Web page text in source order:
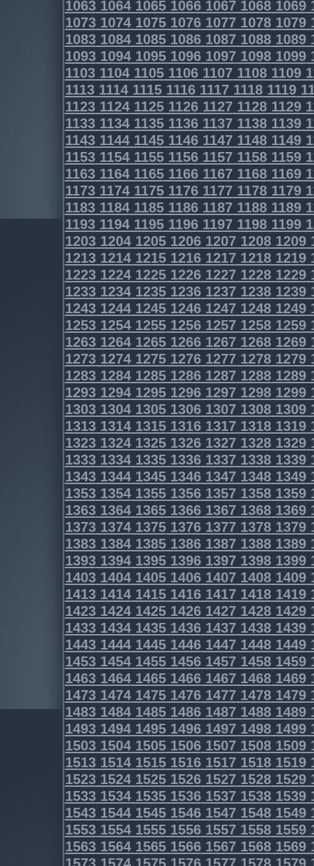
1063106410651066106710681069
1073107410751076107710781079
1083108410851086108710881089
1093109410951096109710981099
1103110411051106110711081109
1113111411151116111711181119
1123112411251126112711281129
1133113411351136113711381139
1143114411451146114711481149
1153115411551156115711581159
1163116411651166116711681169
1173117411751176117711781179
1183118411851186118711881189
1193119411951196119711981199
1203120412051206120712081209
1213121412151216121712181219
1223122412251226122712281229
1233123412351236123712381239
1243124412451246124712481249
1253125412551256125712581259
1263126412651266126712681269
1273127412751276127712781279
1283128412851286128712881289
1293129412951296129712981299
1303130413051306130713081309
1313131413151316131713181319
1323132413251326132713281329
1333133413351336133713381339
1343134413451346134713481349
1353135413551356135713581359
1363136413651366136713681369
1373137413751376137713781379
1383138413851386138713881389
1393139413951396139713981399
1403140414051406140714081409
1413141414151416141714181419
1423142414251426142714281429
1433143414351436143714381439
1443144414451446144714481449
1453145414551456145714581459
1463146414651466146714681469
1473147414751476147714781479
1483148414851486148714881489
1493149414951496149714981499
1503150415051506150715081509
1513151415151516151715181519
1523152415251526152715281529
1533153415351536153715381539
1543154415451546154715481549
1553155415551556155715581559
1563156415651566156715681569